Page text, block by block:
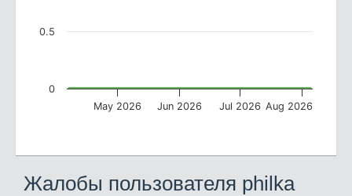
May 2026 Jun 2026 Jul 2026 Aug 2026
0
0.5
Жалобы пользователя philka